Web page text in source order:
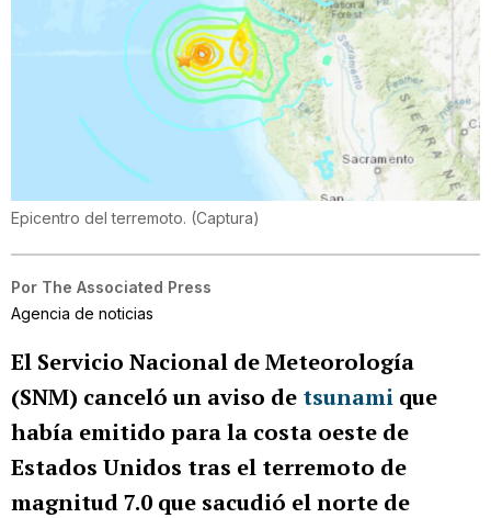
Epicentro del terremoto. (Captura)
Por The Associated Press
Agencia de noticias
El Servicio Nacional de Meteorología
(SNM) canceló un aviso de tsunami que
había emitido para la costa oeste de
Estados Unidos tras el terremoto de
magnitud 7.0 que sacudió el norte de